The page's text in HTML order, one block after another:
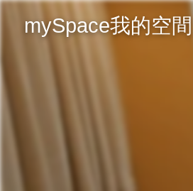
mySpace我的空間